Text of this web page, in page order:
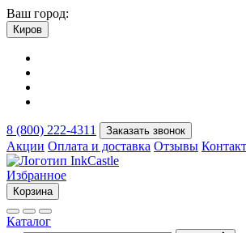
Ваш город:
Киров
8 (800) 222-4311 Заказать звонок
Акции Оплата и доставка Отзывы
Избранное
Корзина
Каталог